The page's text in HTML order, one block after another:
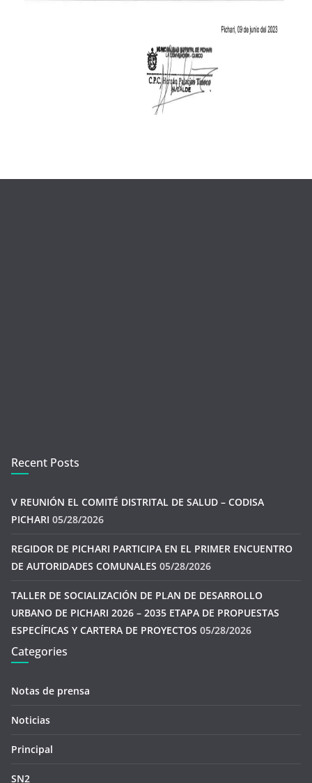
Recent Posts
V REUNIÓN EL COMITÉ DISTRITAL DE SALUD – CODISA
PICHARI 05/28/2026
REGIDOR DE PICHARI PARTICIPA EN EL PRIMER ENCUENTRO
DE AUTORIDADES COMUNALES 05/28/2026
TALLER DE SOCIALIZACIÓN DE PLAN DE DESARROLLO
URBANO DE PICHARI 2026 – 2035 ETAPA DE PROPUESTAS
ESPECÍFICAS Y CARTERA DE PROYECTOS 05/28/2026
Categories
Notas de prensa
Noticias
Principal
SN2